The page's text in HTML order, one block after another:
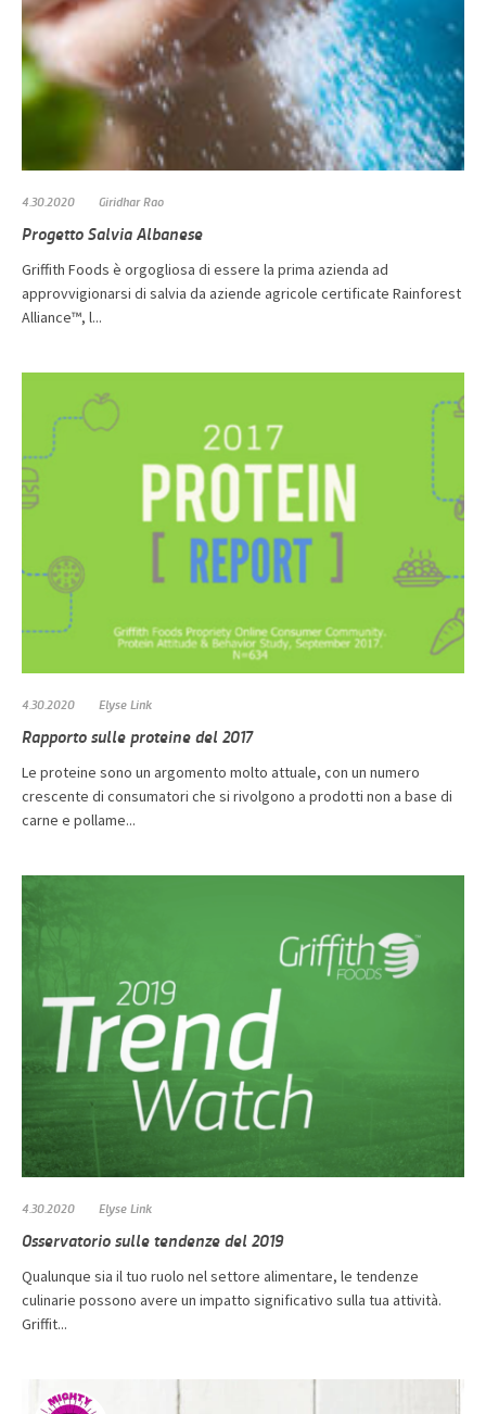
4.30.2020 Giridhar Rao
Progetto Salvia Albanese
Griffith Foods è orgogliosa di essere la prima azienda ad
approvvigionarsi di salvia da aziende agricole certificate Rainforest
Alliance™, l...
4.30.2020 Elyse Link
Rapporto sulle proteine ​​del 2017
Le proteine ​​sono un argomento molto attuale, con un numero
crescente di consumatori che si rivolgono a prodotti non a base di
carne e pollame...
4.30.2020 Elyse Link
Osservatorio sulle tendenze del 2019
Qualunque sia il tuo ruolo nel settore alimentare, le tendenze
culinarie possono avere un impatto significativo sulla tua attività.
Griffit...